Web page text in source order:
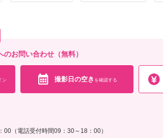
お問い合わせ（無料）
ン 撮影日の空き を確認する
（電話受付時間09：30～18：00）